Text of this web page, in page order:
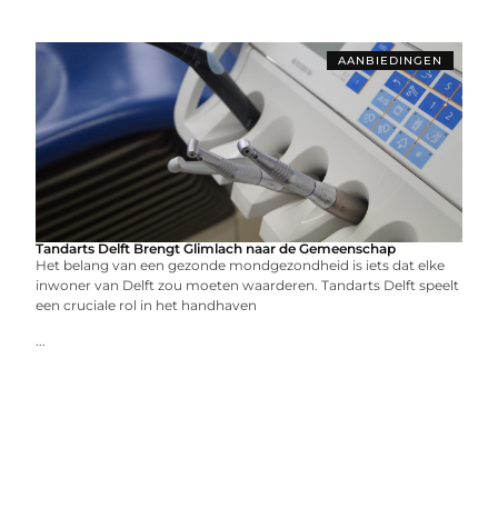
AANBIEDINGEN
Tandarts Delft Brengt Glimlach naar de Gemeenschap
Het belang van een gezonde mondgezondheid is iets dat elke
inwoner van Delft zou moeten waarderen. Tandarts Delft speelt
een cruciale rol in het handhaven
...